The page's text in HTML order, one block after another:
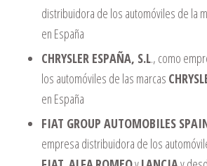
distribuidora de los automóviles de la
en España
CHRYSLER ESPAÑA, S.L., como
los automóviles de las marcas
en España
FIAT GROUP AUTOMOBILES
empresa distribuidora de los